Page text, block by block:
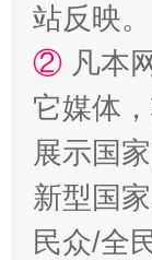
站反映。
② 凡本
它媒体
展示国
新型国
民众/全